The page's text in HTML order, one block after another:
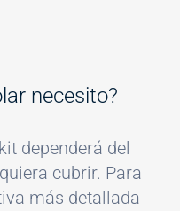
necesito?
dependerá del
cubrir. Para
más detallada